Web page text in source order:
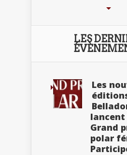
LES
Les
lancent
Grand
polar